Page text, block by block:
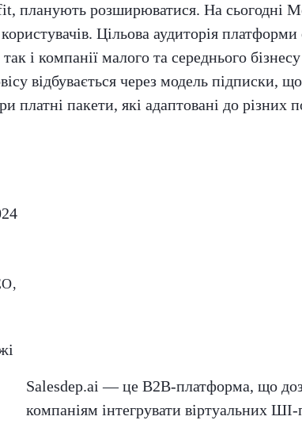
планують розширюватися. На сьогодні
Цільова аудиторія
і компанії малого та середнього
відбувається через модель підписки,
платні пакети, які адаптовані до різних
Salesdep.ai — це B2B-платформа, що
компаніям інтегрувати віртуальних ШІ-